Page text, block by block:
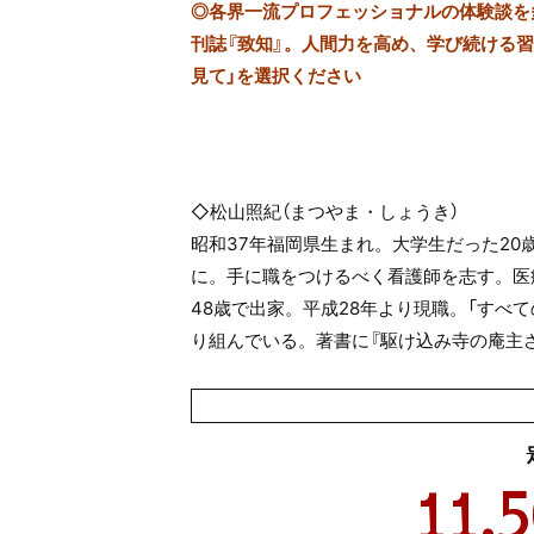
◎各界一流プロフェッショナルの体験談
刊誌『致知』。人間力を高め、学び続け
見て」を選択ください
◇松山照紀（まつやま・しょうき）
昭和37年福岡県生まれ。大学生だった20
に。手に職をつけるべく看護師を志す。
48歳で出家。平成28年より現職。「すべ
り組んでいる。著書に『駆け込み寺の庵主